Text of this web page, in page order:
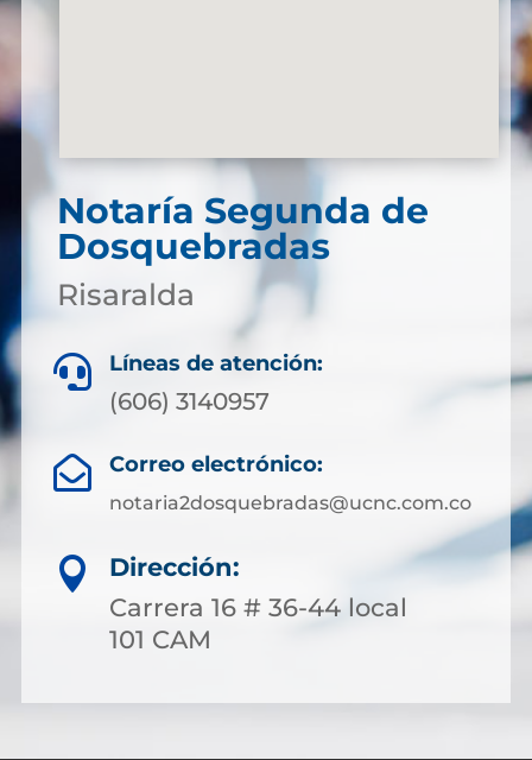
Notaría Segunda de
Dosquebradas
Risaralda
 Líneas de atención:
(606) 3140957
 Correo electrónico:
notaria2dosquebradas@ucnc.com.co

Dirección:
Carrera 16 # 36-44 local
101 CAM